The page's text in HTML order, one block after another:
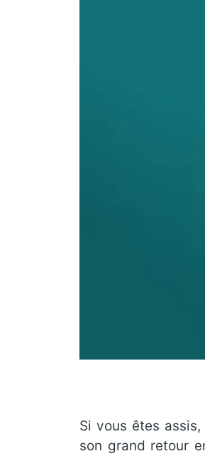
Si vous êtes
son grand retour